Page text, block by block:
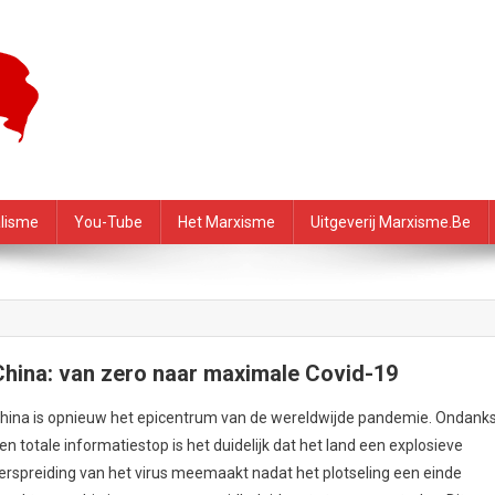
You-Tube Het Marxisme Uitgeverij Marxisme.be
van zero naar maximale Covid-19
is opnieuw het epicentrum van de wereldwijde pandemie.
totale informatiestop is het duidelijk dat het land een explosieve
van het virus meemaakt nadat het plotseling een einde